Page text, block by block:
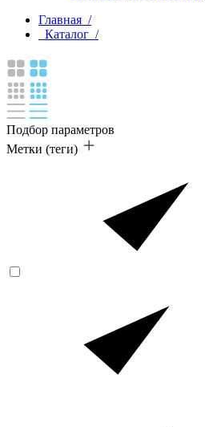
Главная /
Каталог /
Подбор параметров
Метки (теги)